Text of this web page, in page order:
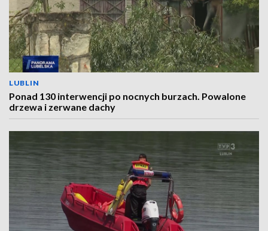
LUBLIN
Ponad 130 interwencji po nocnych burzach. Powalone
drzewa i zerwane dachy